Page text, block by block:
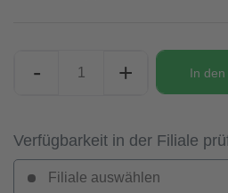
- + In den
Verfügbarkeit in der Filiale
Filiale auswählen